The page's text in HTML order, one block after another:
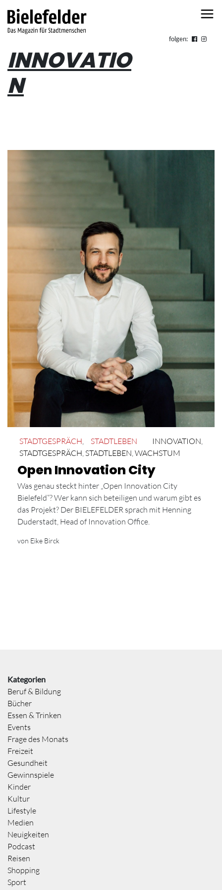
folgen:
INNOVATIO
N
STADTGESPRÄCH STADTLEBEN INNOVATION
STADTGESPRÄCH STADTLEBEN WACHSTUM
Open Innovation City
Was genau steckt hinter „Open Innovation City
Bielefeld“? Wer kann sich beteiligen und warum gibt es
das Projekt? Der BIELEFELDER sprach mit Henning
Duderstadt, Head of Innovation Office.
von Eike Birck
Kategorien
Beruf & Bildung
Bücher
Essen & Trinken
Events
Frage des Monats
Freizeit
Gesundheit
Gewinnspiele
Kinder
Kultur
Lifestyle
Medien
Neuigkeiten
Podcast
Reisen
Shopping
Sport